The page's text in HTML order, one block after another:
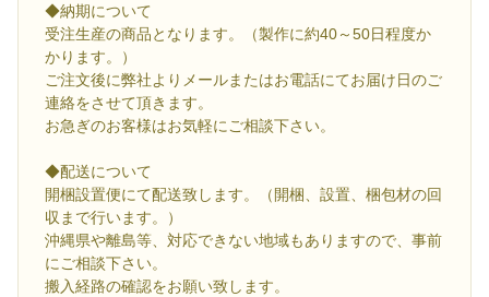
◆納期について
受注生産の商品となります。（製作に約40～50日程度か
かります。）
ご注文後に弊社よりメールまたはお電話にてお届け日のご
連絡をさせて頂きます。
お急ぎのお客様はお気軽にご相談下さい。
◆配送について
開梱設置便にて配送致します。（開梱、設置、梱包材の回
収まで行います。）
沖縄県や離島等、対応できない地域もありますので、事前
にご相談下さい。
搬入経路の確認をお願い致します。